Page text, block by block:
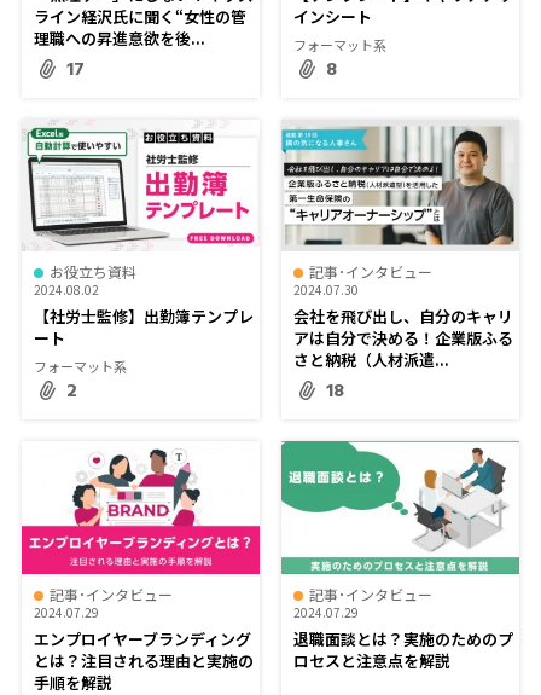
ライン経沢氏に聞く“女性の管
理職への昇進意欲を後...
17
インシート
フォーマット系
8
お役立ち資料
2024.08.02
【社労士監修】出勤簿テンプレ
ート
フォーマット系
2
記事･インタビュー
2024.07.30
会社を飛び出し、自分のキャリ
アは自分で決める！企業版ふる
さと納税（人材派遣...
18
記事･インタビュー
2024.07.29
エンプロイヤーブランディング
とは？注目される理由と実施の
手順を解説
記事･インタビュー
2024.07.29
退職面談とは？実施のためのプ
ロセスと注意点を解説